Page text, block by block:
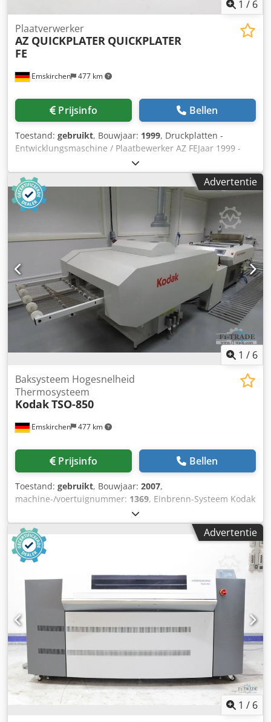
1 / 6
Emskirchen 477 km
Plaatverwerker
AZ QUICKPLATER QUICKPLATER
FE
Prijsinfo Bellen
Toestand: gebruikt, Bouwjaar: 1999, Druckplatten -
Entwicklungsmaschine / Plaatbewerker AZ FEJaar 1999 -
Serie-Nr. XX158 Werkbreedte max. 300mm Cedpfx Aeh Ax
R Uoi Derf Online-Video-Inspectie via Skype-Video Wij
verheugen ons op uw bezoek - meer machines op voorraad
Onmiddellijk beschikbaar - Kan geïnspecteerd worden Op
voorraad Emskirchen / Neurenberg - Kan getest worden
Advertentie
1 / 6
Emskirchen 477 km
Baksysteem Hogesnelheid
Thermosysteem
KodakTSO-850
Prijsinfo Bellen
Toestand: gebruikt, Bouwjaar: 2007,
machine-/voertuignummer: 1369, Einbrenn-Systeem Kodak
TSO-850 hoge snelheid thermosysteem / baksysteem
Kodak-TSO-850 hoge snelheid thermosysteem Jaar 2007 -
Serie-nr. 1369 Werkbreedte max. 850mm Elektrische
aansluiting / Voeding: 400V / 50Hz / 40A Online-video-
inspectie via Skype-video Crodpfx Aoh Aya Iei Def Wij
verheugen ons op uw bezoek - meer machines op voorraad
Onmiddellijk beschikbaar - Kan worden geïnspecteerd Op
voorraad Emskirchen / Neurenberg - Kan getest worden
Advertentie
1 / 6